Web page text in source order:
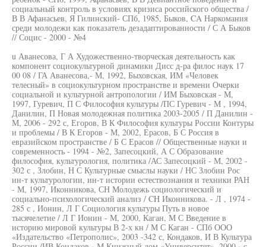
социальный контроль в условиях кризиса российского общества /
В В Афанасьев, Я Гилинский- СПб, 1985, Быков, CA Наркомания
среди молодежи как показатель дезадаптированности / С А Быков
// Социс - 2000 - №4
u Аванесова, Г А Художественно-творческая деятельность как
компонент социокультурной динамики Дисс д-ра филос наук 17
00 08 / ГА Аванесова,- М, 1992, Быховская, ИМ «Человек
телесный» в социокультурном пространстве и времени Очерки
социальной и культурной антропологии / ИМ Быховская - М,
1997, Гуревич, П С Философия культуры /ПС Гуревич - М , 1994,
Данилин, П Новая молодежная политика 2003-2005 / П Данилин -
М, 2006 - 292 с, Егоров, В К Философия культуры России Контуры
и проблемы / В К Егоров - М, 2002, Ерасов, Б С Россия в
евразийском пространстве / Б С Ерасов // Общественные науки и
современность - 1994 - №2, Запесоцкий, А С Образование
философия, культурология, политика /АС Запесоцкий - М, 2002 -
302 с , Злобин, Н С Культурные смыслы науки / НС Злобин Рос
ин-т культурологии, ин-т истории естествознания и техники РАН
- М, 1997, Иконникова, СН Молодежь социологический и
социально-психологический анализ / CH Иконникова. - Л , 1974 -
285 с , Ионин, Л Г Социология культуры Путь в новое
тысячелетие / Л Г Ионин - М, 2000, Каган, М С Введение в
историю мировой культуры В 2-х кн / М С Каган - СПб ООО
«Издательство «Петрополис», 2003 -342 с, Кондаков, И В Культура